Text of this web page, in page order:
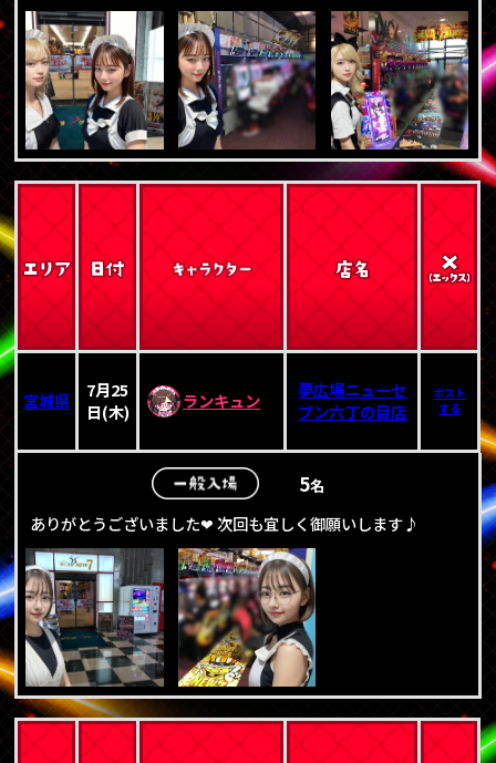
宮城県
7月25
日(木)
ランキュン
夢広場ニューセ
ブン六丁の目店
ポスト
する
5名
ありがとうございました❤ 次回も宜しく御願いします♪